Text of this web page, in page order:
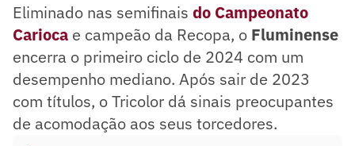
Eliminado nas semifinais do Campeonato
Carioca e campeão da Recopa, o Fluminense
encerra o primeiro ciclo de 2024 com um
desempenho mediano. Após sair de 2023
com títulos, o Tricolor dá sinais preocupantes
de acomodação aos seus torcedores.